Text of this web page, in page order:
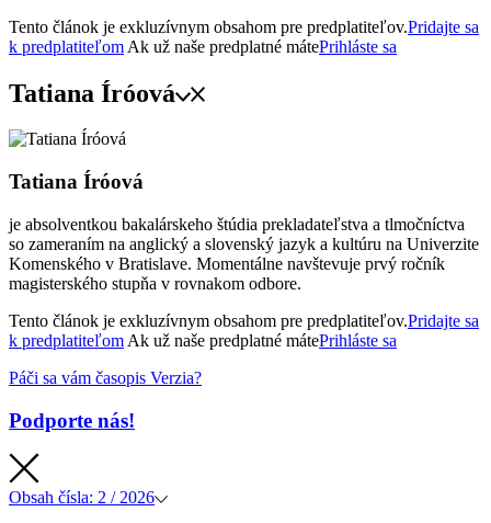
Tento článok je exkluzívnym obsahom pre predplatiteľov.Pridajte sa
k predplatiteľom Ak už naše predplatné mátePrihláste sa
Tatiana Íróová
Tatiana Íróová
je absolventkou bakalárskeho štúdia prekladateľstva a tlmočníctva
so zameraním na anglický a slovenský jazyk a kultúru na Univerzite
Komenského v Bratislave. Momentálne navštevuje prvý ročník
magisterského stupňa v rovnakom odbore.
Tento článok je exkluzívnym obsahom pre predplatiteľov.Pridajte sa
k predplatiteľom Ak už naše predplatné mátePrihláste sa
Páči sa vám časopis Verzia?
Podporte nás!
Obsah čísla: 2 / 2026